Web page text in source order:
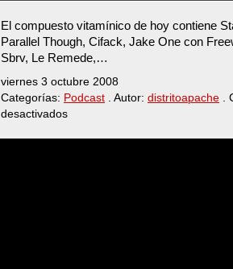
El compuesto vitamínico de hoy contiene
Parallel Though, Cifack, Jake One con
Sbrv, Le Remede,…
viernes 3 octubre 2008
Categorías: Podcast . Autor: distritoapache .
desactivadosen
09